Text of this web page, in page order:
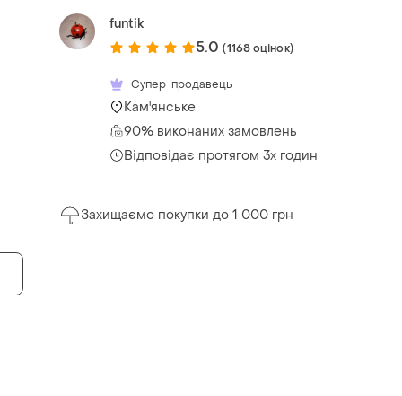
funtik
5.0 (1168 оцінок)
Супер-продавець
Кам'янське
90% виконаних замовлень
Відповідає протягом 3х годин
Захищаємо покупки до 1 000 грн